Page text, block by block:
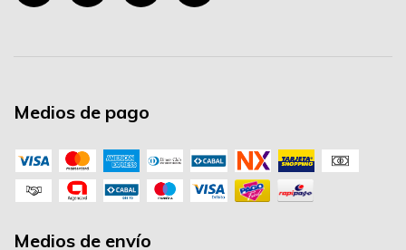
Medios de pago
Medios de envío